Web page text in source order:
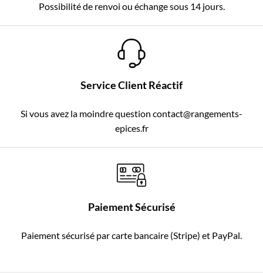
Possibilité de renvoi ou échange sous 14 jours.
Service Client Réactif
Si vous avez la moindre question contact@rangements-
epices.fr
Paiement Sécurisé
Paiement sécurisé par carte bancaire (Stripe) et PayPal.